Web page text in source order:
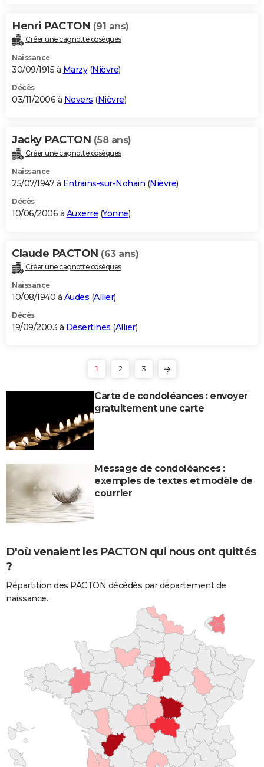
Henri PACTON (91 ans)
Créer une cagnotte obsèques
Naissance
30/09/1915 à Marzy(Nièvre)
Décès
03/11/2006 à Nevers (Nièvre)
Jacky PACTON (58 ans)
Créer une cagnotte obsèques
Naissance
25/07/1947 à Entrains-sur-Nohain (Nièvre)
Décès
10/06/2006 à Auxerre (Yonne)
Claude PACTON (63 ans)
Créer une cagnotte obsèques
Naissance
10/08/1940 à Audes (Allier)
Décès
19/09/2003 à Désertines (Allier)
1 2 3
Carte de condoléances : envoyer
gratuitement une carte
Message de condoléances :
exemples de textes et modèle de
courrier
D'où venaient les PACTON qui nous ont quittés
?
Répartition des PACTON décédés par département de
naissance.